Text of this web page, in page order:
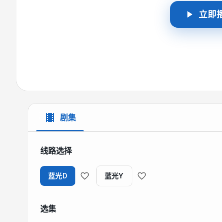
立即
剧集
线路选择
蓝光D 蓝光Y
选集